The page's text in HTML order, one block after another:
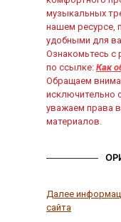
музыкальных
нашем ресурсе,
удобными для
Ознакомьтесь с
по ссылке: Как
Обращаем
исключительно
уважаем права
материалов.
Далее
сайта